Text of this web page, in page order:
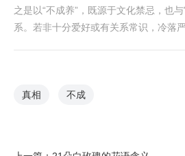
之是以“不成养”，既源于文化禁忌，也
系。若非十分爱好或有关系常识，冷落
真相 不成